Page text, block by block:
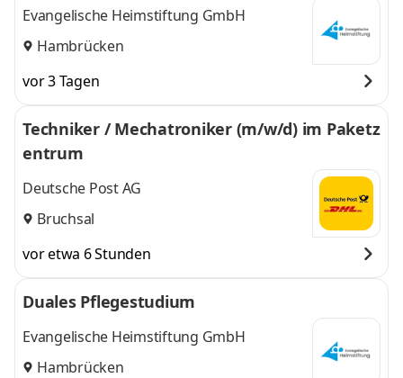
Evangelische Heimstiftung GmbH
Hambrücken
vor 3 Tagen
Techniker / Mechatroniker (m/w/d) im Paketz
entrum
Deutsche Post AG
Bruchsal
vor etwa 6 Stunden
Duales Pflegestudium
Evangelische Heimstiftung GmbH
Hambrücken